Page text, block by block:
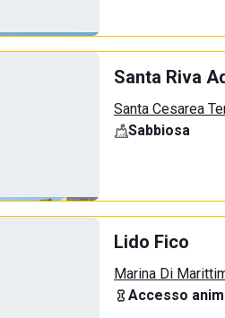
Santa Riva
Santa Cesarea
Sabbiosa
Lido Fico
Marina Di
Accesso